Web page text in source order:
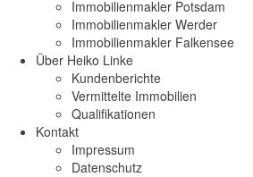
Immobilienmakler Potsdam
Immobilienmakler Werder
Immobilienmakler Falkensee
Über Heiko Linke
Kundenberichte
Vermittelte Immobilien
Qualifikationen
Kontakt
Impressum
Datenschutz